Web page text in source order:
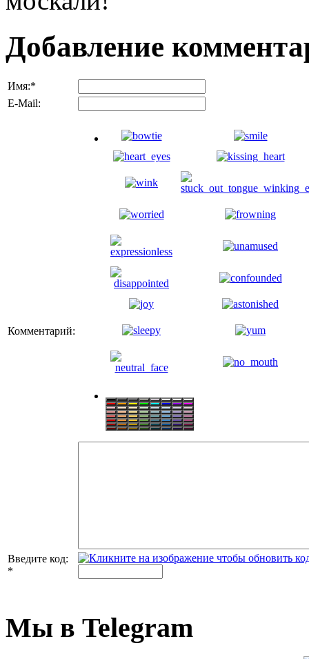
Добавление
Имя:*
E-Mail:
Комментарий:
Введите код:
*
Мы в Telegram